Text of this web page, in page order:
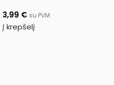
3,99 € su PVM
Į krepšelį